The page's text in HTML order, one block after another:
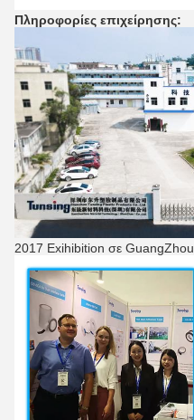
Πληροφορίες επιχείρησης:
2017 Exihibition σε GuangZhou